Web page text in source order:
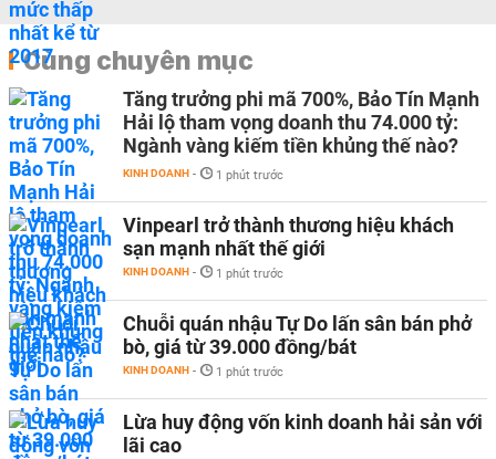
Cùng chuyên mục
Tăng trưởng phi mã 700%, Bảo Tín Mạnh
Hải lộ tham vọng doanh thu 74.000 tỷ:
Ngành vàng kiếm tiền khủng thế nào?
KINH DOANH - 1 phút trước
Vinpearl trở thành thương hiệu khách
sạn mạnh nhất thế giới
KINH DOANH - 1 phút trước
Chuỗi quán nhậu Tự Do lấn sân bán phở
bò, giá từ 39.000 đồng/bát
KINH DOANH - 1 phút trước
Lừa huy động vốn kinh doanh hải sản với
lãi cao